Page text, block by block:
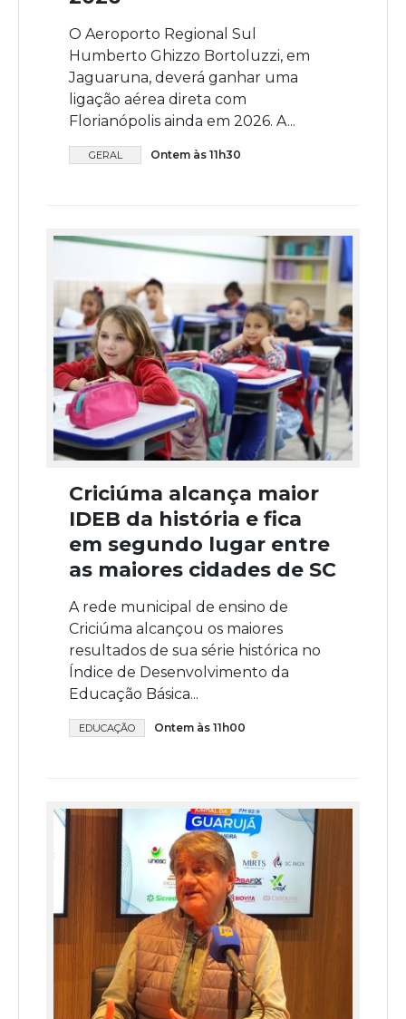
O Aeroporto Regional Sul
Humberto Ghizzo Bortoluzzi, em
Jaguaruna, deverá ganhar uma
ligação aérea direta com
Florianópolis ainda em 2026. A...
GERAL Ontem às 11h30
Criciúma alcança maior
IDEB da história e fica
em segundo lugar entre
as maiores cidades de SC
A rede municipal de ensino de
Criciúma alcançou os maiores
resultados de sua série histórica no
Índice de Desenvolvimento da
Educação Básica...
EDUCAÇÃO Ontem às 11h00